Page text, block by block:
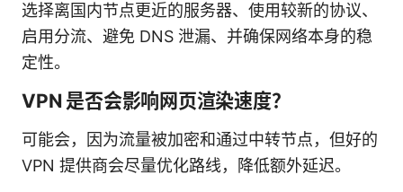
选择离国内节点更近的服务器、使用较新的协议、
启用分流、避免 DNS 泄漏、并确保网络本身的稳
定性。
VPN 是否会影响网页渲染速度？
可能会，因为流量被加密和通过中转节点，但好的
VPN 提供商会尽量优化路线，降低额外延迟。